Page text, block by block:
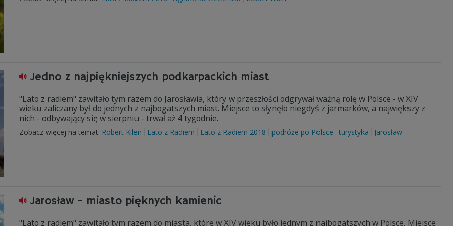
Jedno z najpiękniejszych podkarpackich miast
"Lato z radiem" zawitało tym razem do Jarosławia, który w przeszłości odgrywał ważną rolę w Polsce - w XIV
wieku zaliczany był do jednych z najbogatszych miast. Miejsce to słynęło niegdyś z jarmarków, a największy z
nich - odbywający się w sierpniu - trwał aż 4 tygodnie.
Zobacz więcej na temat: Robert Kilen Lato z Radiem Lato z Radiem 2018 podróże po Polsce turystyka Jarosław
Jarosław - miasto pięknych kamienic
"Lato z radiem" zawitało tym razem do miasta, które w XIV wieku było jednym z najbogatszych w Polsce. Miejsce